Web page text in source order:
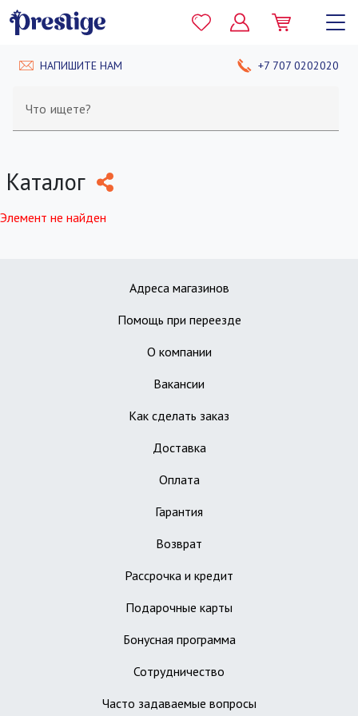
НАПИШИТЕ НАМ +7 707 0202020
Что ищете?
Каталог
Элемент не найден
Адреса магазинов
Помощь при переезде
О компании
Вакансии
Как сделать заказ
Доставка
Оплата
Гарантия
Возврат
Рассрочка и кредит
Подарочные карты
Бонусная программа
Сотрудничество
Часто задаваемые вопросы